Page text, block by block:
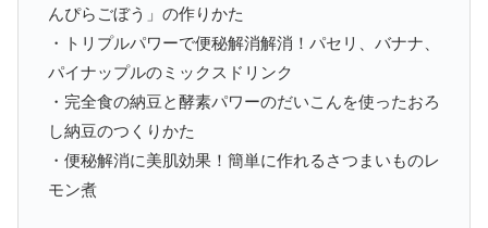
んぴらごぼう」の作りかた
・トリプルパワーで便秘解消解消！パセリ、バナナ、
パイナップルのミックスドリンク
・完全食の納豆と酵素パワーのだいこんを使ったおろ
し納豆のつくりかた
・便秘解消に美肌効果！簡単に作れるさつまいものレ
モン煮